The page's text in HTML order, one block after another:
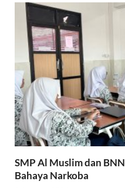
SMP Al Muslim dan
Bahaya Narkoba